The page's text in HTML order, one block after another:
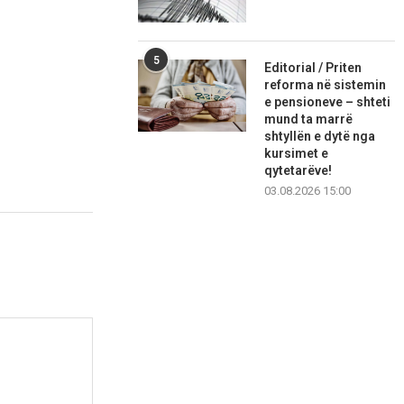
5
Editorial / Priten
reforma në sistemin
e pensioneve – shteti
mund ta marrë
shtyllën e dytë nga
kursimet e
qytetarëve!
03.08.2026 15:00